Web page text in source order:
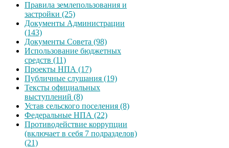
Правила землепользования и
застройки (25)
Документы Администрации
(143)
Документы Совета (98)
Использование бюджетных
средств (11)
Проекты НПА (17)
Публичные слушания (19)
Тексты официальных
выступлений (8)
Устав сельского поселения (8)
Федеральные НПА (22)
Противодействие коррупции
(включает в себя 7 подразделов)
(21)